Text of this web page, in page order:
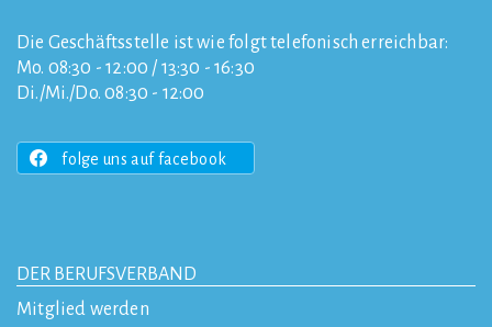
Die Geschäftsstelle ist wie folgt telefonisch erreichbar:
Mo. 08:30 - 12:00 / 13:30 - 16:30
Di./Mi./Do. 08:30 - 12:00
folge uns auf facebook
DER BERUFSVERBAND
Mitglied werden